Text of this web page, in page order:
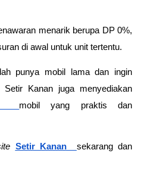
menarik berupa DP 0%,
di awal untuk unit tertentu.
Kanan juga menyediakan
mobil yang praktis dan
Setir Kanan
sekarang dan